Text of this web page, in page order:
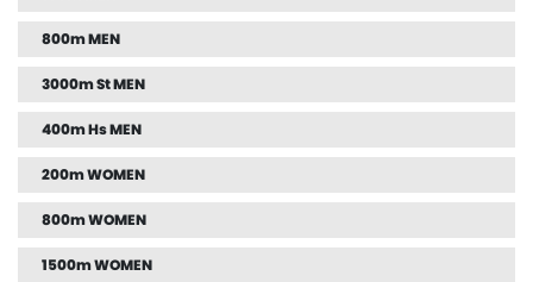
800m MEN
3000m St MEN
400m Hs MEN
200m WOMEN
800m WOMEN
1500m WOMEN